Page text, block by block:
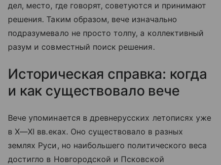
дел, место, где говорят, советуются и принимают
решения. Таким образом, вече изначально
подразумевало не просто толпу, а коллективный
разум и совместный поиск решения.
Историческая справка: когда
и как существовало вече
Вече упоминается в древнерусских летописях уже
вX—XI вв.еках. Оно существовало в разных
землях Руси, но наибольшего политического веса
достигло в Новгородской и Псковской